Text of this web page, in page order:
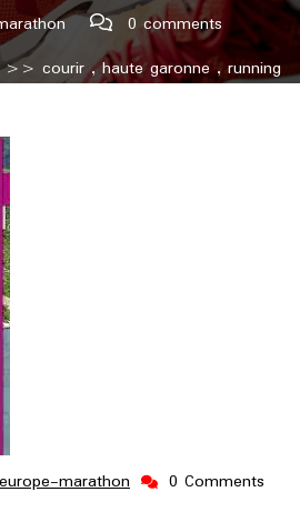
0 comments
courir,haute garonne, running
marathon ing- 0 Comments